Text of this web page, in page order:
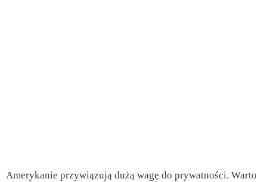
Amerykanie przywiązują dużą wagę do prywatności. Warto